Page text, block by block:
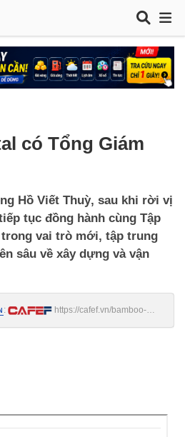
có Tổng Giám
Hồ Viết Thuỳ, sau khi rời vị
tục đồng hành cùng Tập
vai trò mới, tập trung
sâu về xây dựng và vận
:
https://cafef.vn/bamboo-